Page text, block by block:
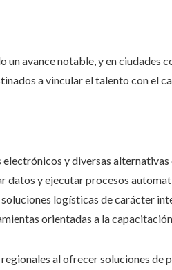
avance notable, y en ciudades
a vincular el talento con el
y diversas
datos y ejecutar procesos
logísticas de carácter
orientadas a la
al ofrecer soluciones de